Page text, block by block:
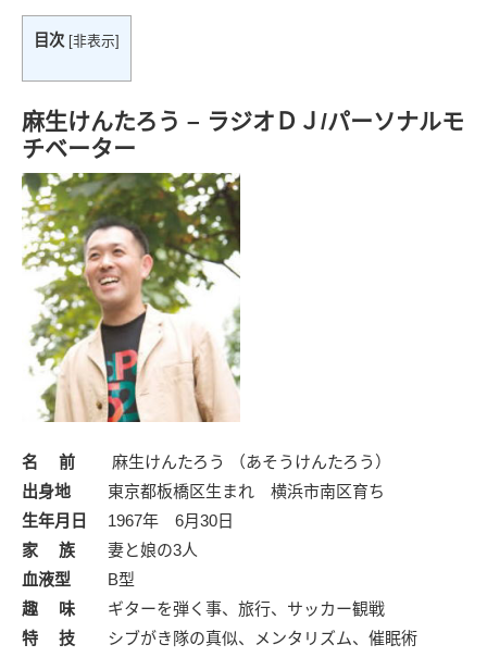
目次 [非表示]
麻生けんたろう – ラジオＤＪ/パーソナルモ
チベーター
名 前 麻生けんたろう （あそうけんたろう）
出身地 東京都板橋区生まれ 横浜市南区育ち
生年月日
1967年 6月30日
家 族 妻と娘の3人
血液型 B型
趣 味 ギターを弾く事、旅行、サッカー観戦
特 技 シブがき隊の真似、メンタリズム、催眠術